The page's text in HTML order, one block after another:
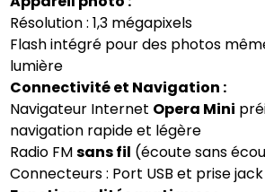
Résolution : 1,3 mégapixels
Flash intégré pour des photos
lumière
Connectivité et Navigation :
Navigateur Internet Opera Mini
navigation rapide et légère
Radio FMsans fil (écoute sans
Connecteurs : Port USB et prise